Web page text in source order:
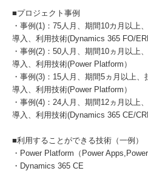
■プロジェクト事例
・事例(1)：75人月、期間10カ月以上
導入、利用技術(Dynamics 365 FO/
・事例(2)：50人月、期間10ヵ月以上
導入、利用技術(Power Platform）
・事例(3)：15人月、期間5ヵ月以上
導入、利用技術(Power Platform）
・事例(4)：24人月、期間12ヵ月以上
導入、利用技術(Dynamics 365 CE/
■利用することができる技術（一例）
・Power Platform（Power
・Dynamics 365 CE